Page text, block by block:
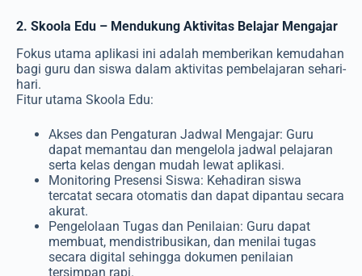
2. Skoola Edu – Mendukung Aktivitas Belajar Mengajar
Fokus utama aplikasi ini adalah memberikan kemudahan
bagi guru dan siswa dalam aktivitas pembelajaran sehari-
hari.
Fitur utama Skoola Edu:
Akses dan Pengaturan Jadwal Mengajar: Guru
dapat memantau dan mengelola jadwal pelajaran
serta kelas dengan mudah lewat aplikasi.
Monitoring Presensi Siswa: Kehadiran siswa
tercatat secara otomatis dan dapat dipantau secara
akurat.
Pengelolaan Tugas dan Penilaian: Guru dapat
membuat, mendistribusikan, dan menilai tugas
secara digital sehingga dokumen penilaian
tersimpan rapi.